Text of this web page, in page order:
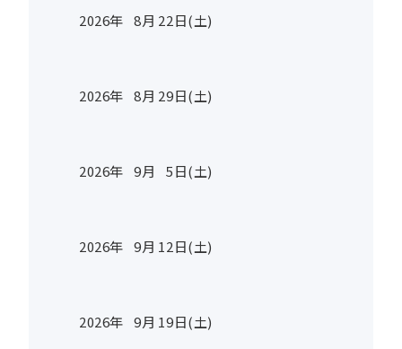
2026年 8月 22日(土)
2026年 8月 29日(土)
2026年 9月 5日(土)
2026年 9月 12日(土)
2026年 9月 19日(土)